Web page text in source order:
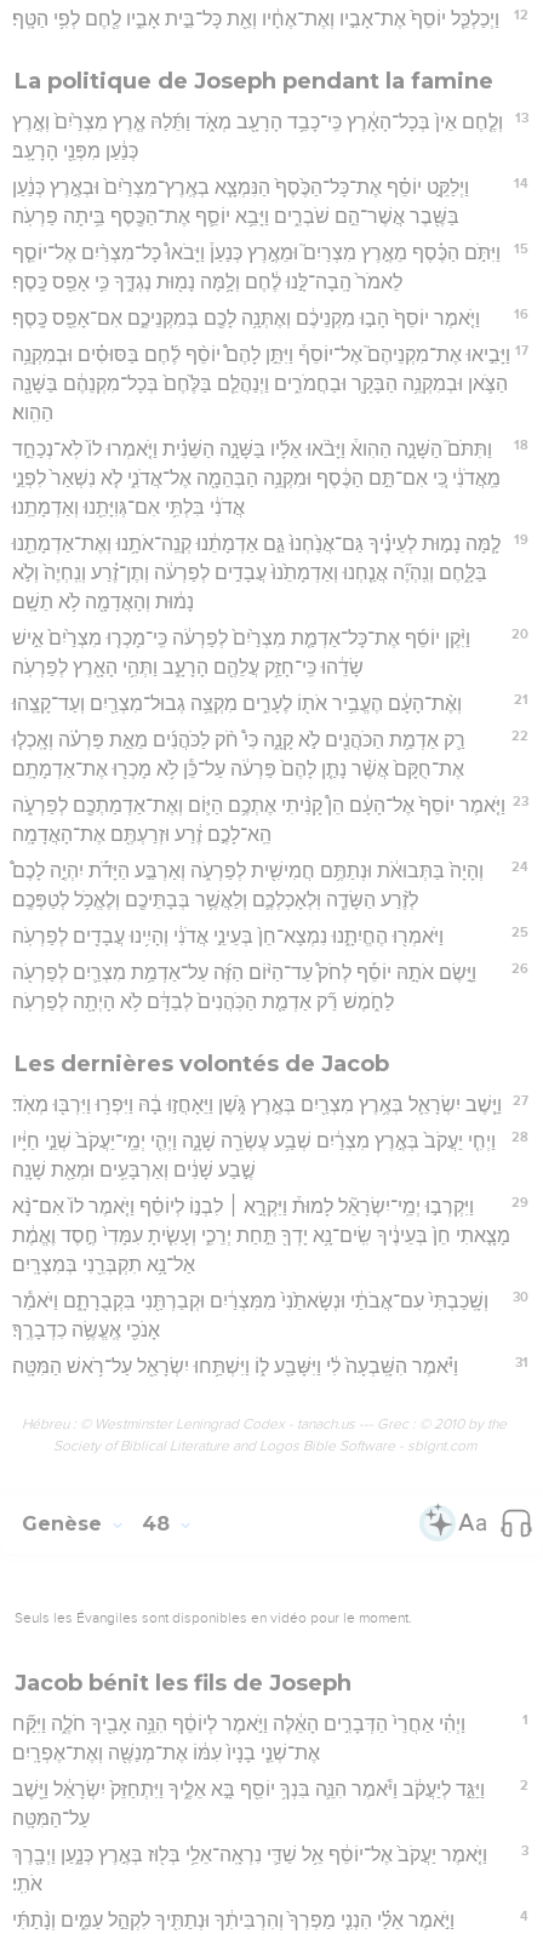
12 וַיְכַלְכֵּ֤ל יוֹסֵף֙ אֶת־אָבִ֣יו וְאֶת־אֶחָ֔יו וְאֵ֖ת כָּל־בֵּ֣ית אָבִ֑יו לֶ֖חֶם לְפִ֥י הַטָּֽף׃
La politique de Joseph pendant la famine
13
וְלֶ֤חֶם אֵין֙ בְּכָל־הָאָ֔רֶץ כִּֽי־כָבֵ֥ד הָרָעָ֖ב מְאֹ֑ד וַתֵּ֜לַהּ אֶ֤רֶץ מִצְרַ֙יִם֙ וְאֶ֣רֶץ
כְּנַ֔עַן מִפְּנֵ֖י הָרָעָֽב׃
14
וַיְלַקֵּ֣ט יוֹסֵ֗ף אֶת־כָּל־הַכֶּ֙סֶף֙ הַנִּמְצָ֤א בְאֶֽרֶץ־מִצְרַ֙יִם֙ וּבְאֶ֣רֶץ כְּנַ֔עַן
בַּשֶּׁ֖בֶר אֲשֶׁר־הֵ֣ם שֹׁבְרִ֑ים וַיָּבֵ֥א יוֹסֵ֛ף אֶת־הַכֶּ֖סֶף בֵּ֥יתָה פַרְעֹֽה׃
15
וַיִּתֹּ֣ם הַכֶּ֗סֶף מֵאֶ֣רֶץ מִצְרַיִם֮ וּמֵאֶ֣רֶץ כְּנַעַן֒ וַיָּבֹאוּ֩ כָל־מִצְרַ֨יִם אֶל־יוֹסֵ֤ף
לֵאמֹר֙ הָֽבָה־לָּ֣נוּ לֶ֔חֶם וְלָ֥מָּה נָמ֖וּת נֶגְדֶּ֑ךָ כִּ֥י אָפֵ֖ס כָּֽסֶף׃
16 וַיֹּ֤אמֶר יוֹסֵף֙ הָב֣וּ מִקְנֵיכֶ֔ם וְאֶתְּנָ֥ה לָכֶ֖ם בְּמִקְנֵיכֶ֑ם אִם־אָפֵ֖ס כָּֽסֶף׃
17 וַיָּבִ֣יאוּ אֶת־מִקְנֵיהֶם֮ אֶל־יוֹסֵף֒ וַיִּתֵּ֣ן לָהֶם֩ יוֹסֵ֨ף לֶ֜חֶם בַּסּוּסִ֗ים וּבְמִקְנֵ֥ה
הַצֹּ֛אן וּבְמִקְנֵ֥ה הַבָּקָ֖ר וּבַחֲמֹרִ֑ים וַיְנַהֲלֵ֤ם בַּלֶּ֙חֶם֙ בְּכָל־מִקְנֵהֶ֔ם בַּשָּׁנָ֖ה
הַהִֽוא׃
18
וַתִּתֹּם֮ הַשָּׁנָ֣ה הַהִוא֒ וַיָּבֹ֨אוּ אֵלָ֜יו בַּשָּׁנָ֣ה הַשֵּׁנִ֗ית וַיֹּ֤אמְרוּ לוֹ֙ לֹֽא־נְכַחֵ֣ד
מֵֽאֲדֹנִ֔י כִּ֚י אִם־תַּ֣ם הַכֶּ֔סֶף וּמִקְנֵ֥ה הַבְּהֵמָ֖ה אֶל־אֲדֹנִ֑י לֹ֤א נִשְׁאַר֙ לִפְנֵ֣י
אֲדֹנִ֔י בִּלְתִּ֥י אִם־גְּוִיָּתֵ֖נוּ וְאַדְמָתֵֽנוּ׃
19
לָ֧מָּה נָמ֣וּת לְעֵינֶ֗יךָ גַּם־אֲנַ֙חְנוּ֙ גַּ֣ם אַדְמָתֵ֔נוּ קְנֵֽה־אֹתָ֥נוּ וְאֶת־אַדְמָתֵ֖נוּ
בַּלָּ֑חֶם וְנִֽהְיֶ֞ה אֲנַ֤חְנוּ וְאַדְמָתֵ֙נוּ֙ עֲבָדִ֣ים לְפַרְעֹ֔ה וְתֶן־זֶ֗רַע וְנִֽחְיֶה֙ וְלֹ֣א
נָמ֔וּת וְהָאֲדָמָ֖ה לֹ֥א תֵשָֽׁם׃
20
וַיִּ֨קֶן יוֹסֵ֜ף אֶת־כָּל־אַדְמַ֤ת מִצְרַ֙יִם֙ לְפַרְעֹ֔ה כִּֽי־מָכְר֤וּ מִצְרַ֙יִם֙ אִ֣ישׁ
שָׂדֵ֔הוּ כִּֽי־חָזַ֥ק עֲלֵהֶ֖ם הָרָעָ֑ב וַתְּהִ֥י הָאָ֖רֶץ לְפַרְעֹֽה׃
21 וְאֶ֨ת־הָעָ֔ם הֶעֱבִ֥יר אֹת֖וֹ לֶעָרִ֑ים מִקְצֵ֥ה גְבוּל־מִצְרַ֖יִם וְעַד־קָצֵֽהוּ׃
22
רַ֛ק אַדְמַ֥ת הַכֹּהֲנִ֖ים לֹ֣א קָנָ֑ה כִּי֩ חֹ֨ק לַכֹּהֲנִ֜ים מֵאֵ֣ת פַּרְעֹ֗ה וְאָֽכְל֤וּ
אֶת־חֻקָּם֙ אֲשֶׁ֨ר נָתַ֤ן לָהֶם֙ פַּרְעֹ֔ה עַל־כֵּ֕ן לֹ֥א מָכְר֖וּ אֶת־אַדְמָתָֽם׃
23
וַיֹּ֤אמֶר יוֹסֵף֙ אֶל־הָעָ֔ם הֵן֩ קָנִ֨יתִי אֶתְכֶ֥ם הַיּ֛וֹם וְאֶת־אַדְמַתְכֶ֖ם לְפַרְעֹ֑ה
הֵֽא־לָכֶ֣ם זֶ֔רַע וּזְרַעְתֶּ֖ם אֶת־הָאֲדָמָֽה׃
24
וְהָיָה֙ בַּתְּבוּאֹ֔ת וּנְתַתֶּ֥ם חֲמִישִׁ֖ית לְפַרְעֹ֑ה וְאַרְבַּ֣ע הַיָּדֹ֡ת יִהְיֶ֣ה לָכֶם֩
לְזֶ֨רַע הַשָּׂדֶ֧ה וּֽלְאָכְלְכֶ֛ם וְלַאֲשֶׁ֥ר בְּבָתֵּיכֶ֖ם וְלֶאֱכֹ֥ל לְטַפְּכֶֽם׃
25 וַיֹּאמְר֖וּ הֶחֱיִתָ֑נוּ נִמְצָא־חֵן֙ בְּעֵינֵ֣י אֲדֹנִ֔י וְהָיִ֥ינוּ עֲבָדִ֖ים לְפַרְעֹֽה׃
26
וַיָּ֣שֶׂם אֹתָ֣הּ יוֹסֵ֡ף לְחֹק֩ עַד־הַיּ֨וֹם הַזֶּ֜ה עַל־אַדְמַ֥ת מִצְרַ֛יִם לְפַרְעֹ֖ה
לַחֹ֑מֶשׁ רַ֞ק אַדְמַ֤ת הַכֹּֽהֲנִים֙ לְבַדָּ֔ם לֹ֥א הָיְתָ֖ה לְפַרְעֹֽה׃
Les dernières volontés de Jacob
27 וַיֵּ֧שֶׁב יִשְׂרָאֵ֛ל בְּאֶ֥רֶץ מִצְרַ֖יִם בְּאֶ֣רֶץ גֹּ֑שֶׁן וַיֵּאָחֲז֣וּ בָ֔הּ וַיִּפְר֥וּ וַיִּרְבּ֖וּ מְאֹֽד׃
28
וַיְחִ֤י יַעֲקֹב֙ בְּאֶ֣רֶץ מִצְרַ֔יִם שְׁבַ֥ע עֶשְׂרֵ֖ה שָׁנָ֑ה וַיְהִ֤י יְמֵֽי־יַעֲקֹב֙ שְׁנֵ֣י חַיָּ֔יו
שֶׁ֣בַע שָׁנִ֔ים וְאַרְבָּעִ֥ים וּמְאַ֖ת שָׁנָֽה׃
29
וַיִּקְרְב֣וּ יְמֵֽי־יִשְׂרָאֵ֘ל לָמוּת֒ וַיִּקְרָ֣א ׀ לִבְנ֣וֹ לְיוֹסֵ֗ף וַיֹּ֤אמֶר לוֹ֙ אִם־נָ֨א
מָצָ֤אתִי חֵן֙ בְּעֵינֶ֔יךָ שִֽׂים־נָ֥א יָדְךָ֖ תַּ֣חַת יְרֵכִ֑י וְעָשִׂ֤יתָ עִמָּדִי֙ חֶ֣סֶד וֶאֱמֶ֔ת
אַל־נָ֥א תִקְבְּרֵ֖נִי בְּמִצְרָֽיִם׃
30
וְשָֽׁכַבְתִּי֙ עִם־אֲבֹתַ֔י וּנְשָׂאתַ֙נִי֙ מִמִּצְרַ֔יִם וּקְבַרְתַּ֖נִי בִּקְבֻרָתָ֑ם וַיֹּאמַ֕ר
אָנֹכִ֖י אֶֽעֱשֶׂ֥ה כִדְבָרֶֽךָ׃
31 וַיֹּ֗אמֶר הִשָּֽׁבְעָה֙ לִ֔י וַיִּשָּׁבַ֖ע ל֑וֹ וַיִּשְׁתַּ֥חוּ יִשְׂרָאֵ֖ל עַל־רֹ֥אשׁ הַמִּטָּֽה׃
Hébreu : © Westminster Leningrad Codex - tanach.us --- Grec : © 2010 by the
Society of Biblical Literature and Logos Bible Software - sblgnt.com
Genèse 48
Seuls les Évangiles sont disponibles en vidéo pour le moment.
Jacob bénit les fils de Joseph
1
וַיְהִ֗י אַחֲרֵי֙ הַדְּבָרִ֣ים הָאֵ֔לֶּה וַיֹּ֣אמֶר לְיוֹסֵ֔ף הִנֵּ֥ה אָבִ֖יךָ חֹלֶ֑ה וַיִּקַּ֞ח
אֶת־שְׁנֵ֤י בָנָיו֙ עִמּ֔וֹ אֶת־מְנַשֶּׁ֖ה וְאֶת־אֶפְרָֽיִם׃
2
וַיַּגֵּ֣ד לְיַעֲקֹ֔ב וַיֹּ֕אמֶר הִנֵּ֛ה בִּנְךָ֥ יוֹסֵ֖ף בָּ֣א אֵלֶ֑יךָ וַיִּתְחַזֵּק֙ יִשְׂרָאֵ֔ל וַיֵּ֖שֶׁב
עַל־הַמִּטָּֽה׃
3
וַיֹּ֤אמֶר יַעֲקֹב֙ אֶל־יוֹסֵ֔ף אֵ֥ל שַׁדַּ֛י נִרְאָֽה־אֵלַ֥י בְּל֖וּז בְּאֶ֣רֶץ כְּנָ֑עַן וַיְבָ֖רֶךְ
אֹתִֽי׃
4
וַיֹּ֣אמֶר אֵלַ֗י הִנְנִ֤י מַפְרְךָ֙ וְהִרְבִּיתִ֔ךָ וּנְתַתִּ֖יךָ לִקְהַ֣ל עַמִּ֑ים וְנָ֨תַתִּ֜י